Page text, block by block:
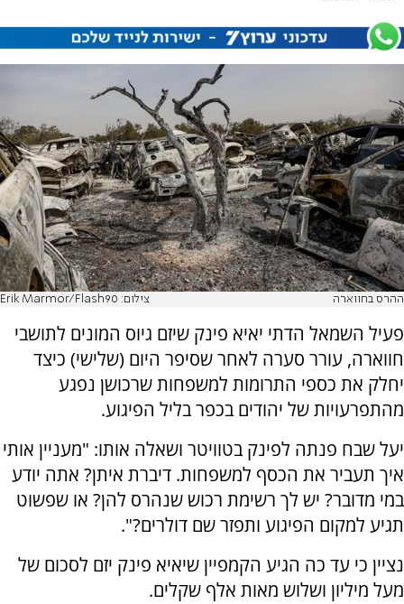
ההרס בחווארה צילום: Erik Marmor/Flash90
פעיל השמאל הדתי יאיא פינק שיזם גיוס המונים לתושבי
חווארה, עורר סערה לאחר שסיפר היום (שלישי) כיצד
יחלק את כספי התרומות למשפחות שרכושן נפגע
מהתפרעויות של יהודים בכפר בליל הפיגוע.
יעל שבח פנתה לפינק בטוויטר ושאלה אותו: "מעניין אותי
איך תעביר את הכסף למשפחות. דיברת איתן? אתה יודע
במי מדובר? יש לך רשימת רכוש שנהרס להן? או שפשוט
תגיע למקום הפיגוע ותפזר שם דולרים?".
נציין כי עד כה הגיע הקמפיין שיאיא פינק יזם לסכום של
מעל מיליון ושלוש מאות אלף שקלים.